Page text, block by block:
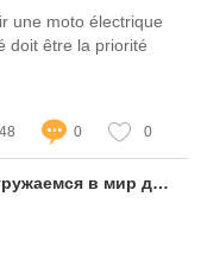
une moto électrique
doit être la priorité
0 0
Дети на колесах: Погружаемся в мир детских миниэлектромобилей ChiSure